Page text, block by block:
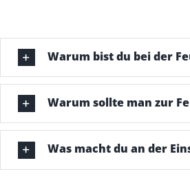
Warum bist du bei der
Warum sollte man zur
Was macht du an der